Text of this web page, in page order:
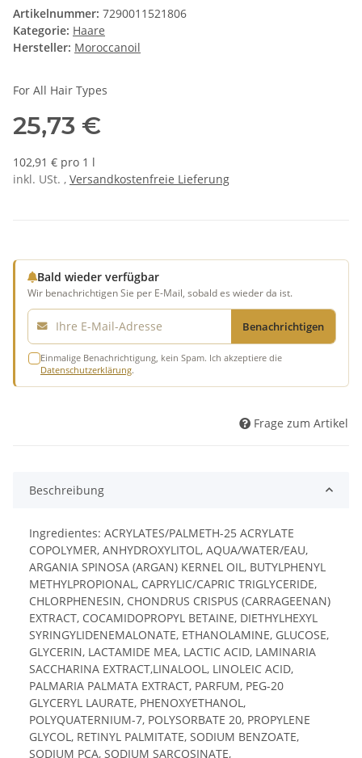
Artikelnummer: 7290011521806
Kategorie: Haare
Hersteller: Moroccanoil
For All Hair Types
25,73 €
102,91 € pro 1 l
inkl. USt. , Versandkostenfreie Lieferung
Bald wieder verfügbar
Wir benachrichtigen Sie per E-Mail, sobald es wieder da ist.
E-Mail
Benachrichtigen
Einmalige Benachrichtigung, kein Spam. Ich akzeptiere die
Datenschutzerklärung.
Frage zum Artikel
Beschreibung
Ingredientes: ACRYLATES/PALMETH-25 ACRYLATE
COPOLYMER, ANHYDROXYLITOL, AQUA/WATER/EAU,
ARGANIA SPINOSA (ARGAN) KERNEL OIL, BUTYLPHENYL
METHYLPROPIONAL, CAPRYLIC/CAPRIC TRIGLYCERIDE,
CHLORPHENESIN, CHONDRUS CRISPUS (CARRAGEENAN)
EXTRACT, COCAMIDOPROPYL BETAINE, DIETHYLHEXYL
SYRINGYLIDENEMALONATE, ETHANOLAMINE, GLUCOSE,
GLYCERIN, LACTAMIDE MEA, LACTIC ACID, LAMINARIA
SACCHARINA EXTRACT,LINALOOL, LINOLEIC ACID,
PALMARIA PALMATA EXTRACT, PARFUM, PEG-20
GLYCERYL LAURATE, PHENOXYETHANOL,
POLYQUATERNIUM-7, POLYSORBATE 20, PROPYLENE
GLYCOL, RETINYL PALMITATE, SODIUM BENZOATE,
SODIUM PCA, SODIUM SARCOSINATE,